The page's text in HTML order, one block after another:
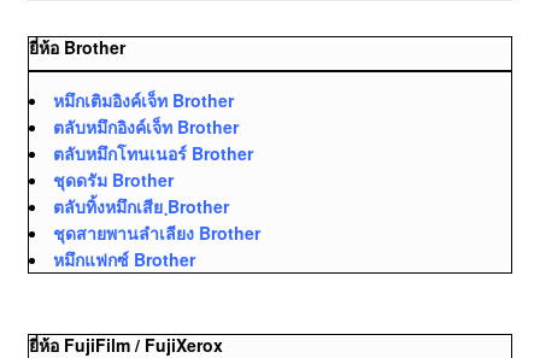
ยี่ห้อ Brother
หมึกเติมอิงค์เจ็ท Brother
ตลับหมึกอิงค์เจ็ท Brother
ตลับหมึกโทนเนอร์ Brother
ชุดดรัม Brother
ตลับทิ้งหมึกเสีย ฺBrother
ชุดสายพานลำเลียง Brother
หมึกแฟกซ์ Brother
ยี่ห้อ FujiFilm / FujiXerox